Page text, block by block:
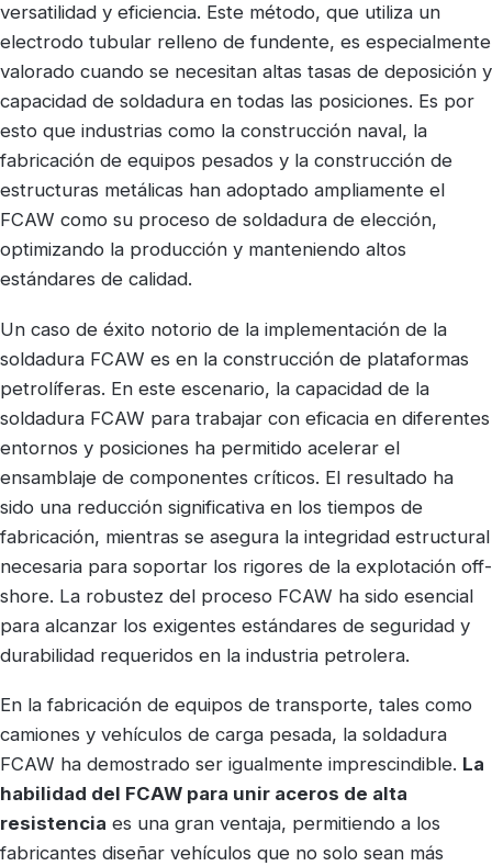
versatilidad y eficiencia. Este método, que utiliza un
electrodo tubular relleno de fundente, es especialmente
valorado cuando se necesitan altas tasas de deposición y
capacidad de soldadura en todas las posiciones. Es por
esto que industrias como la construcción naval, la
fabricación de equipos pesados y la construcción de
estructuras metálicas han adoptado ampliamente el
FCAW como su proceso de soldadura de elección,
optimizando la producción y manteniendo altos
estándares de calidad.
Un caso de éxito notorio de la implementación de la
soldadura FCAW es en la construcción de plataformas
petrolíferas. En este escenario, la capacidad de la
soldadura FCAW para trabajar con eficacia en diferentes
entornos y posiciones ha permitido acelerar el
ensamblaje de componentes críticos. El resultado ha
sido una reducción significativa en los tiempos de
fabricación, mientras se asegura la integridad estructural
necesaria para soportar los rigores de la explotación off-
shore. La robustez del proceso FCAW ha sido esencial
para alcanzar los exigentes estándares de seguridad y
durabilidad requeridos en la industria petrolera.
En la fabricación de equipos de transporte, tales como
camiones y vehículos de carga pesada, la soldadura
FCAW ha demostrado ser igualmente imprescindible. La
habilidad del FCAW para unir aceros de alta
resistencia es una gran ventaja, permitiendo a los
fabricantes diseñar vehículos que no solo sean más